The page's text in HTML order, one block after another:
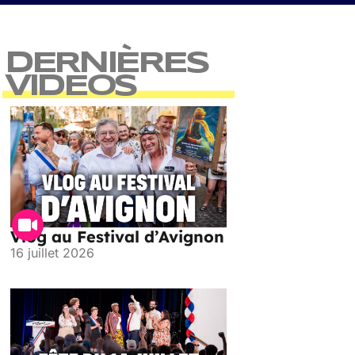
DERNIÈRES
VIDEOS
Vlog au Festival d’Avignon
16 juillet 2026